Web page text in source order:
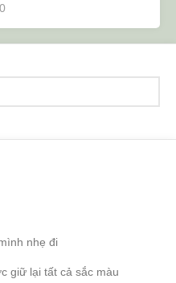
0
nhẹ đi
giữ lại tất cả sắc màu